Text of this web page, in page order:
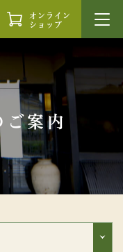
オンライン
ショップ
ご案内